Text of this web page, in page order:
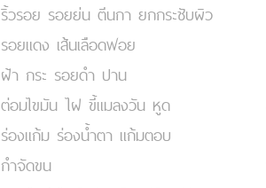
ริ้วรอย รอยย่น ตีนกา ยกกระชับผิว
รอยแดง เส้นเลือดฟอย
ฝ้า กระ รอยดำ ปาน
ต่อมไขมัน ไฝ ขี้แมลงวัน หูด
ร่องแก้ม ร่องน้ำตา แก้มตอบ
กำจัดขน